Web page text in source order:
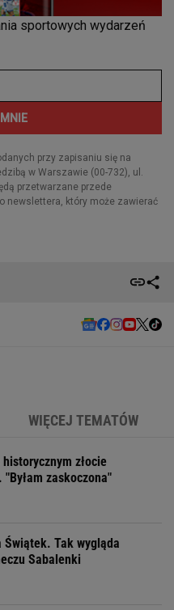
WIĘCEJ TEMATÓW
złocie
zaskoczona"
Tak wygląda
Sabalenki